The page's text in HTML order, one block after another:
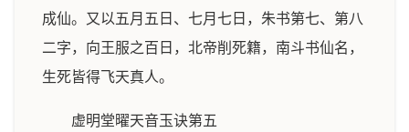
成仙。又以五月五日、七月七日，朱书第七、第八
二字，向王服之百日，北帝削死籍，南斗书仙名，
生死皆得飞天真人。
虚明堂曜天音玉诀第五